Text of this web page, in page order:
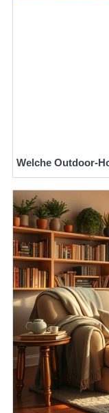
Welche Outdoor-